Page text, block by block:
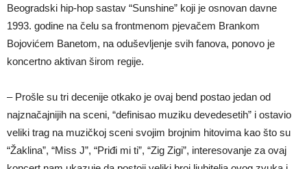
Beogradski hip-hop sastav “Sunshine” koji je osnovan davne
1993. godine na čelu sa frontmenom pjevačem Brankom
Bojovićem Banetom, na oduševljenje svih fanova, ponovo je
koncertno aktivan širom regije.
– Prošle su tri decenije otkako je ovaj bend postao jedan od
najznačajnijih na sceni, “definisao muziku devedesetih” i ostavio
veliki trag na muzičkoj sceni svojim brojnim hitovima kao što su
“Žaklina”, “Miss J”, “Priđi mi ti”, “Zig Zigi”, interesovanje za ovaj